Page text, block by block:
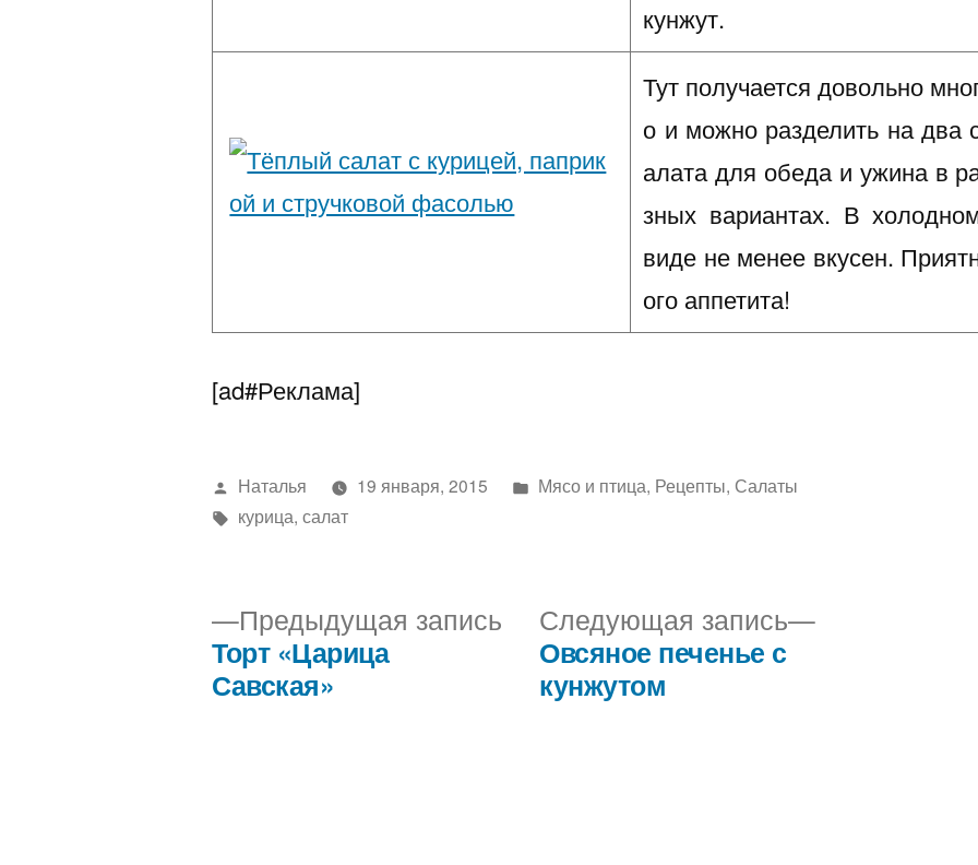
кунжут.
Тут получается довольно
о и можно разделить на два
алата для обеда и ужина в
зных вариантах. В
виде не менее вкусен.
ого аппетита!
[ad#Реклама]
Написано
автором
Наталья 19 января, 2015
Написано
Мясо и птица, Рецепты, Салаты
Метки:
курица,салат
Навигация
Предыдущая запись Предыдущая
запись:
Торт «Царица
Савская»
Следующая запись
Следующая
Овсяное печенье с
кунжутом